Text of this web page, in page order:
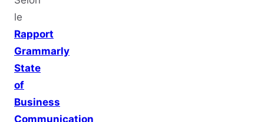
le
Rapport
Grammarly
State
of
Business
Communication